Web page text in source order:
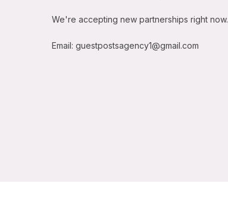
We're accepting new partnerships right now.
Email: guestpostsagency1@gmail.com